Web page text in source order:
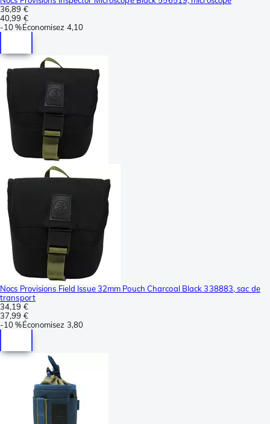
36,89 €
40,99 €
-10 %Économisez 4,10
Nocs Provisions Field Issue 32mm Pouch Charcoal Black 338883, sac de
transport
34,19 €
37,99 €
-10 %Économisez 3,80